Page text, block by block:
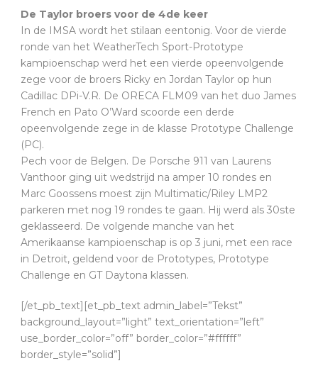
De Taylor broers voor de 4de keer
In de IMSA wordt het stilaan eentonig. Voor de vierde
ronde van het WeatherTech Sport-Prototype
kampioenschap werd het een vierde opeenvolgende
zege voor de broers Ricky en Jordan Taylor op hun
Cadillac DPi-V.R. De ORECA FLM09 van het duo James
French en Pato O’Ward scoorde een derde
opeenvolgende zege in de klasse Prototype Challenge
(PC).
Pech voor de Belgen. De Porsche 911 van Laurens
Vanthoor ging uit wedstrijd na amper 10 rondes en
Marc Goossens moest zijn Multimatic/Riley LMP2
parkeren met nog 19 rondes te gaan. Hij werd als 30ste
geklasseerd. De volgende manche van het
Amerikaanse kampioenschap is op 3 juni, met een race
in Detroit, geldend voor de Prototypes, Prototype
Challenge en GT Daytona klassen.
[/et_pb_text][et_pb_text admin_label=”Tekst”
background_layout=”light” text_orientation=”left”
use_border_color=”off” border_color=”#ffffff”
border_style=”solid”]